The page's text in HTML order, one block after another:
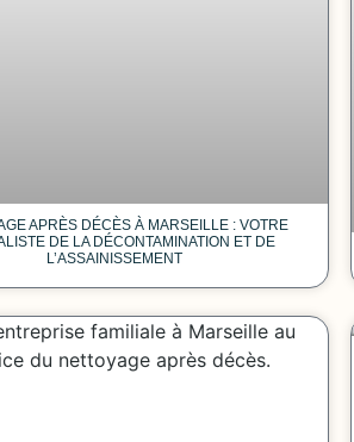
APRÈS DÉCÈS À MARSEILLE : VOTRE
DE LA DÉCONTAMINATION ET DE
L’ASSAINISSEMENT